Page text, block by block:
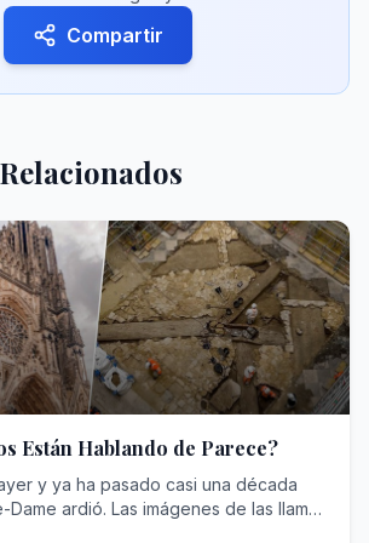
Compartir
Están Hablando de Parece?
y ya ha pasado casi una década
ardió. Las imágenes de las llamas